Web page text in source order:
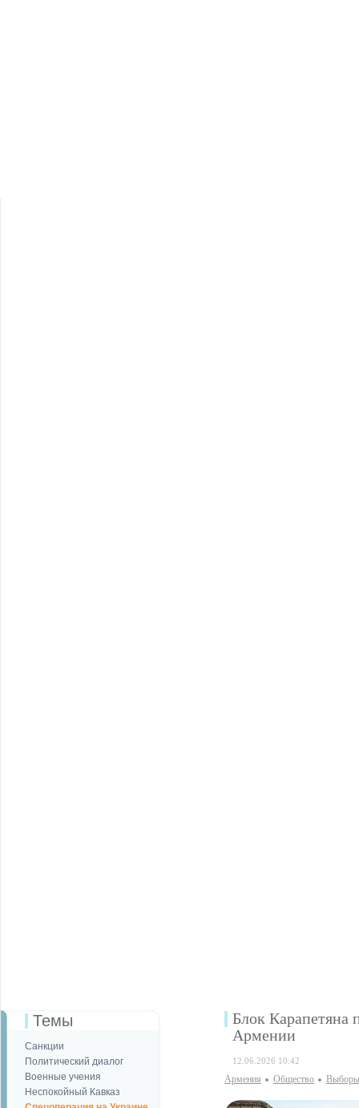
Темы
Санкции
Политический диалог
Военные учения
Неспокойный Кавказ
Блок Карапетяна
Армении
12.06.2026 10:42
Армения Общество Выборы